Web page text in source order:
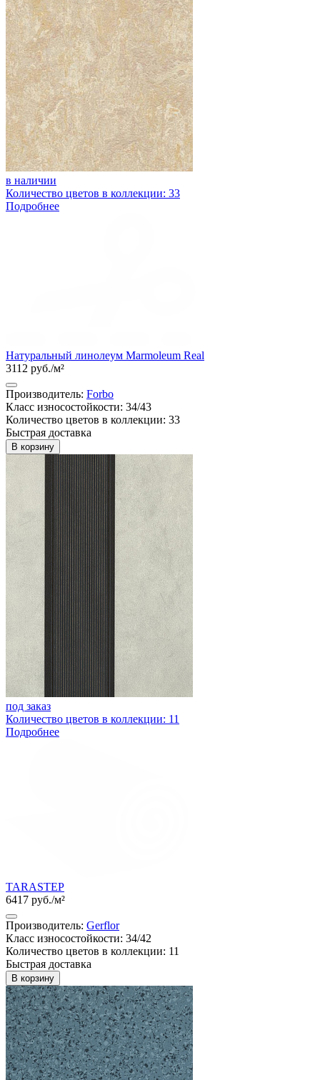
в наличии
Количество цветов в коллекции: 33
Подробнее
Натуральный линолеум Marmoleum Real
3112 руб./м²
Производитель: Forbo
Класс износостойкости: 34/43
Количество цветов в коллекции: 33
Быстрая доставка
В корзину
под заказ
Количество цветов в коллекции: 11
Подробнее
TARASTEP
6417 руб./м²
Производитель: Gerflor
Класс износостойкости: 34/42
Количество цветов в коллекции: 11
Быстрая доставка
В корзину